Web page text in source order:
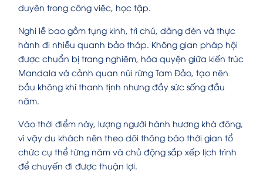
duyên trong công việc, học tập.
Nghi lễ bao gồm tụng kinh, trì chú, dâng đèn và thực
hành đi nhiễu quanh bảo tháp. Không gian pháp hội
được chuẩn bị trang nghiêm, hòa quyện giữa kiến trúc
Mandala và cảnh quan núi rừng Tam Đảo, tạo nên
bầu không khí thanh tịnh nhưng đầy sức sống đầu
năm.
Vào thời điểm này, lượng người hành hương khá đông,
vì vậy du khách nên theo dõi thông báo thời gian tổ
chức cụ thể từng năm và chủ động sắp xếp lịch trình
để chuyến đi được thuận lợi.